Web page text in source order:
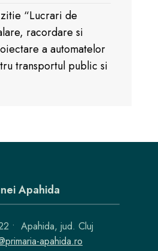
“Lucrari de
racordare si
a automatelor
transportul public si
Apahida
• Apahida, jud. Cluj
apahida.ro